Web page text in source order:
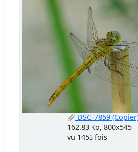
DSCF7859
162.83 Ko, 800x545
vu 1453 fois